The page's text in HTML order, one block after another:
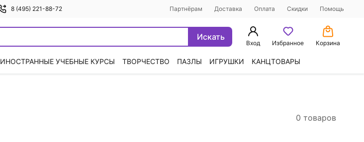
8 (495) 221-88-72 Партнёрам Доставка Оплата Скидки Помощь
Искать
Вход Избранное Корзина
ИНОСТРАННЫЕ УЧЕБНЫЕ КУРСЫ ТВОРЧЕСТВО ПАЗЛЫ ИГРУШКИ КАНЦТОВАРЫ
0 товаров